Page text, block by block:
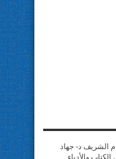
الشريف د- جهاد
والأدباء